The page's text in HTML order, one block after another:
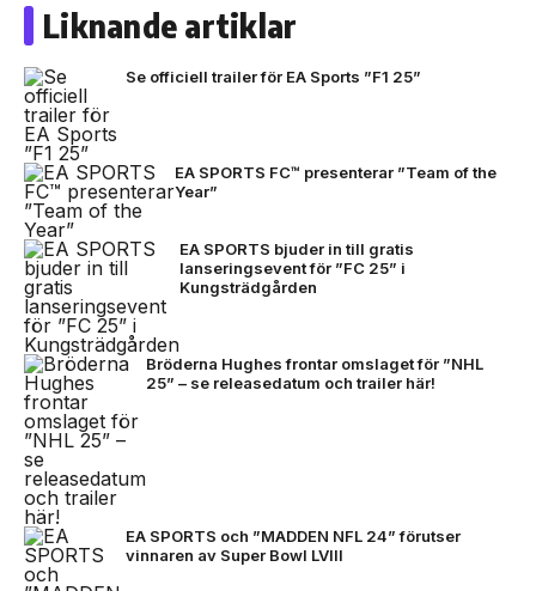
Liknande artiklar
Se officiell trailer för EA Sports ”F1 25”
EA SPORTS FC™ presenterar ”Team of the
Year”
EA SPORTS bjuder in till gratis
lanseringsevent för ”FC 25” i
Kungsträdgården
Bröderna Hughes frontar omslaget för ”NHL
25” – se releasedatum och trailer här!
EA SPORTS och ”MADDEN NFL 24” förutser
vinnaren av Super Bowl LVIII